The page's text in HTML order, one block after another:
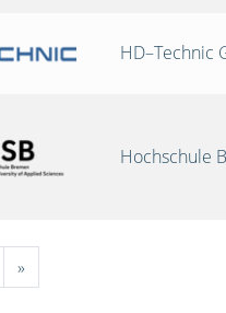
HD–Technic
Hochschule
»